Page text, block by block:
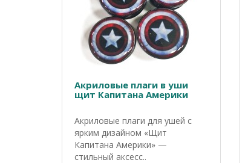
Акриловые плаги в уши
щит Капитана Америки
Акриловые плаги для ушей с
ярким дизайном «Щит
Капитана Америки» —
стильный аксесс..